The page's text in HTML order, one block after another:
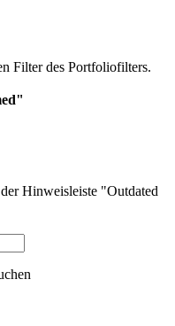
Filter des Portfoliofilters.
Hinweisleiste "Outdated